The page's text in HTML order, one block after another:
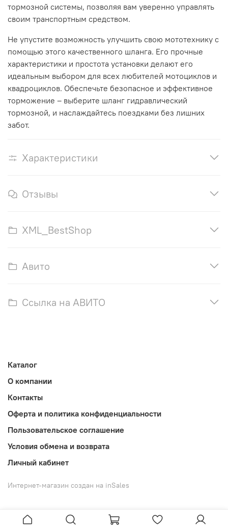
тормозной системы, позволяя вам уверенно управлять
своим транспортным средством.
Не упустите возможность улучшить свою мототехнику с
помощью этого качественного шланга. Его прочные
характеристики и простота установки делают его
идеальным выбором для всех любителей мотоциклов и
квадроциклов. Обеспечьте безопасное и эффективное
торможение – выберите шланг гидравлический
тормозной, и наслаждайтесь поездками без лишних
забот.
Характеристики
Отзывы
XML_BestShop
Авито
Ссылка на АВИТО
Каталог
О компании
Контакты
Оферта и политика конфиденциальности
Пользовательское соглашение
Условия обмена и возврата
Личный кабинет
Интернет-магазин создан на inSales